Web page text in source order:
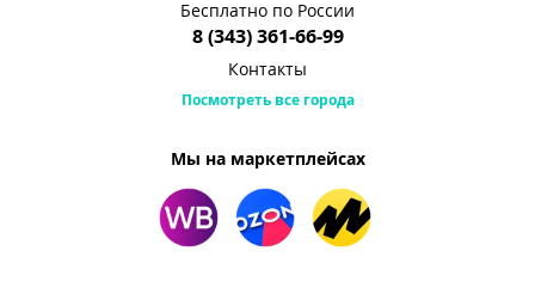
Бесплатно по России
8 (343) 361-66-99
Контакты
Посмотреть все города
Мы на маркетплейсах